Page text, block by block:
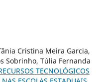
Cristina Meira Garcia,
Sobrinho, Túlia Fernanda
TECNOLÓGICOS